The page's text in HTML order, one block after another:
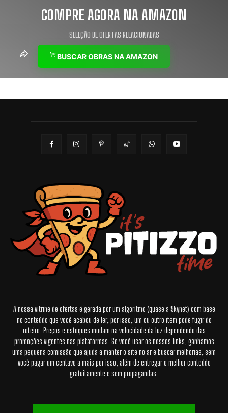
COMPRE AGORA NA AMAZON
SELEÇÃO DE OFERTAS RELACIONADAS
BUSCAR OBRAS NA AMAZON
A nossa vitrine de ofertas é gerada por um algoritmo (quase a Skynet) com base
no conteúdo que você acabou de ler, por isso, um ou outro item pode fugir do
roteiro. Preços e estoques mudam na velocidade da luz dependendo das
promoções vigentes nas plataformas. Se você usar os nossos links, ganhamos
uma pequena comissão que ajuda a manter o site no ar e buscar melhorias, sem
você pagar um centavo a mais por isso, além de entregar o melhor conteúdo
gratuitamente e sem propagandas.